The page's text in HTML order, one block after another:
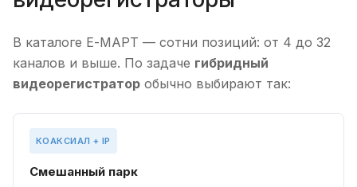
В каталоге Е-МАРТ — сотни позиций: от 4 до 32
каналов и выше. По задаче гибридный
видеорегистратор обычно выбирают так:
КОАКСИАЛ + IP
Смешанный парк